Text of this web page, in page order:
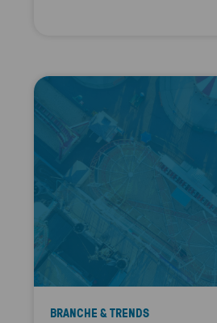
BRANCHE & TRENDS